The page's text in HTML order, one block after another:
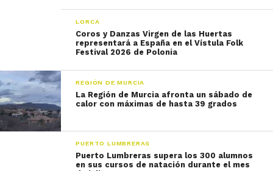
LORCA
Coros y Danzas Virgen de las Huertas
representará a España en el Vístula Folk
Festival 2026 de Polonia
REGIÓN DE MURCIA
La Región de Murcia afronta un sábado de
calor con máximas de hasta 39 grados
PUERTO LUMBRERAS
Puerto Lumbreras supera los 300 alumnos
en sus cursos de natación durante el mes